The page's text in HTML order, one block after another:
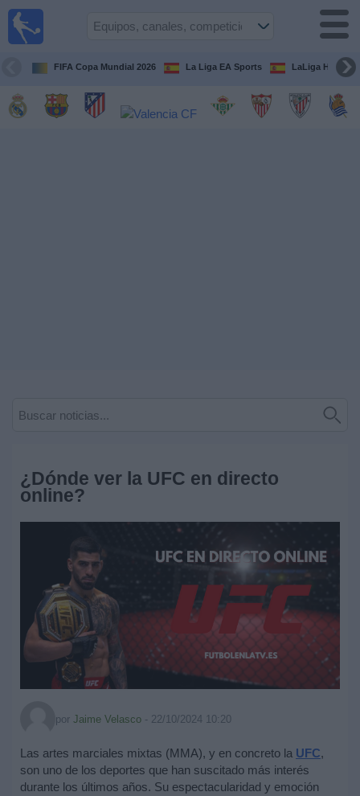
FIFA Copa Mundial 2026 La Liga EA Sports LaLiga
¿Dónde ver la UFC en directo
online?
por Jaime Velasco - 22/10/2024 10:20
Las artes marciales mixtas (MMA), y en concreto la UFC,
son uno de los deportes que han suscitado más interés
durante los últimos años. Su espectacularidad y emoción
Guía de
Televisados
Noticias